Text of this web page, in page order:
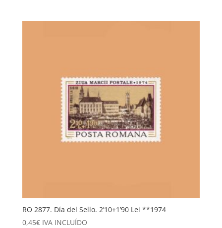
RO 2877. Día del Sello. 2’10+1’90 Lei **1974
0,45€ IVA INCLUÍDO